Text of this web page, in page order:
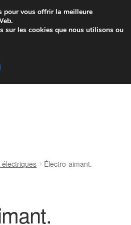
à partir de 7 EUR
de 9 h à 16 h
Électro-aimant.
pour vous offrir la meilleure
sur les cookies que nous utilisons ou